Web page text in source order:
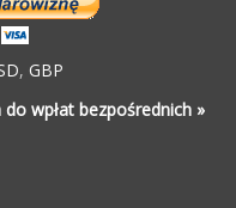
, GBP
wpłat bezpośrednich »